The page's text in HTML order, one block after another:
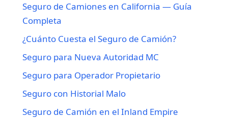
Seguro de Camiones en California — Guía
Completa
¿Cuánto Cuesta el Seguro de Camión?
Seguro para Nueva Autoridad MC
Seguro para Operador Propietario
Seguro con Historial Malo
Seguro de Camión en el Inland Empire